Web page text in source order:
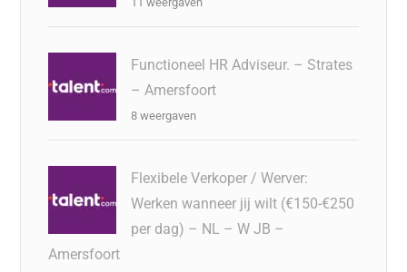
Functioneel HR Adviseur. – Strates
– Amersfoort
8 weergaven
Flexibele Verkoper / Werver:
Werken wanneer jij wilt (€150-€250
per dag) – NL – W JB –
Amersfoort